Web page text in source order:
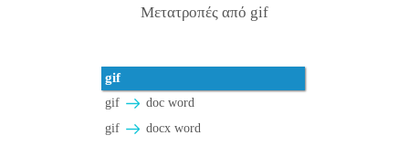
Μετατροπές από gif
gif
gif
doc word
gif
docx word